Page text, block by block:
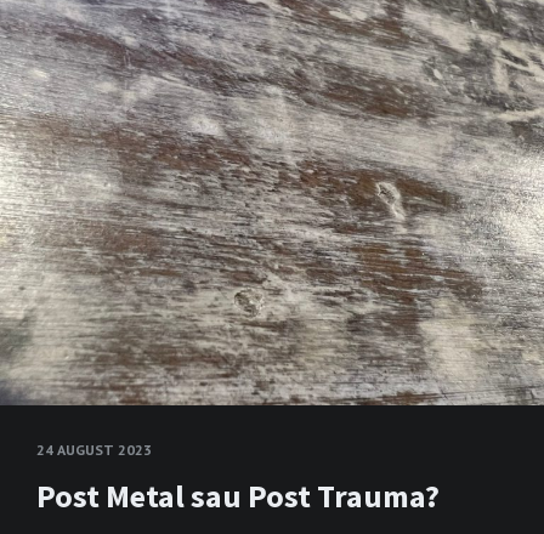
24 AUGUST 2023
Post Metal sau Post Trauma?